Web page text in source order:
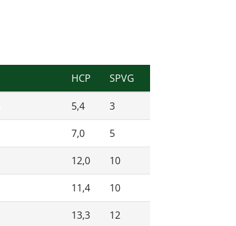
HCP SPVG
5,4 3
7,0 5
12,0 10
11,4 10
13,3 12